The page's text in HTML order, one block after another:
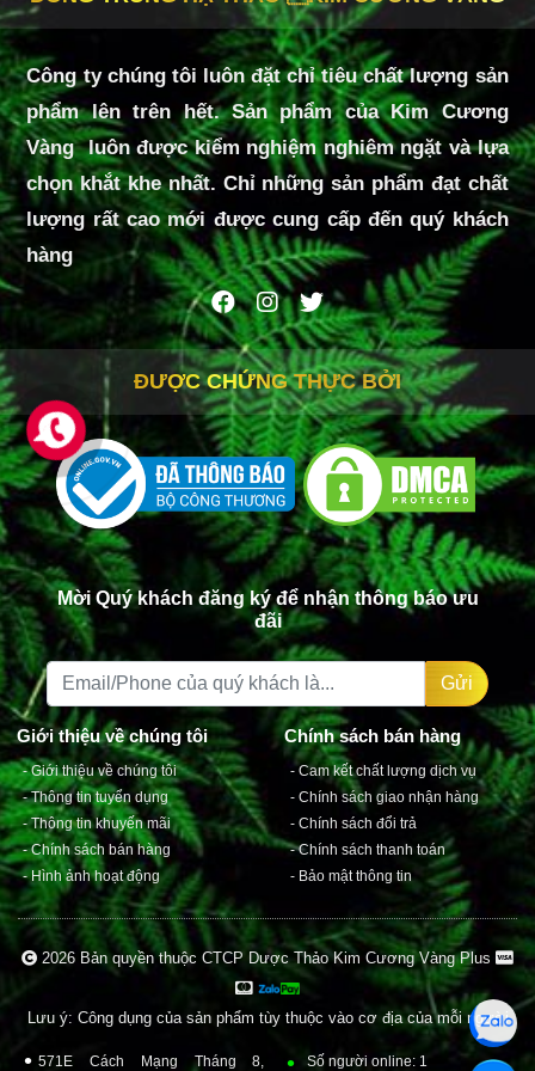
như sức đề kháng, mang đến cho bạn một sức
khỏe dồi dào, tràn đầy sinh lực.
- Collagen cá tuyết không gây béo, nóng khi sử
dụng lâu dài.
CÔNG DỤNG NHUỴ HOA NGHỆ TÂY
- Giúp cải thiện tâm trạng
- Có đặc tính chống oxy hóa, giúp tăng đề kháng
- Giúp làm dịu các triệu chứng tiền kinh nguyệt
- Thúc đẩy làn da khỏe mạnh
- Hỗ trợ chữa lành vết thương
(Theo báo Sức Khỏe và Đời Sống - Cơ quan ngôn
luận của Bộ Y Tế)
HƯỚNG DẪN SỬ DỤNG:
- Hãy uống Đông Trùng Nhuỵ Hoa Nghệ Tây
Collagen vào bất cứ lúc nào trong ngày.
- Nên uống vào buổi sáng trước khi ăn sáng 30
phút để nạp đầy năng lượng cho cả ngày.
- Ngon hơn khi dùng lạnh.
- Dùng 1 chai/lần, ngày có thể uống từ 1 đến 2
chai. Có thể sử dụng tăng cường trong thời gian
đầu để cải thiện sức khoẻ và làn da.
SẢN PHẨM ĐƯỢC SẢN XUẤT VÀ QUẢN LÝ
CHẤT LƯỢNG THEO TIÊU CHUẨN GMP ; ISO ;
FDA HOA KỲ
Công ty chúng tôi luôn đặt chỉ tiêu chất lượng sản
phẩm lên trên hết. Sản phẩm của Kim Cương
Vàng luôn được kiểm nghiệm nghiêm ngặt và lựa
chọn khắt khe nhất. Chỉ những sản phẩm đạt chất
lượng rất cao mới được cung cấp đến quý khách
hàng
ĐƯỢC CHỨNG THỰC BỞI
Mời Quý khách đăng ký để nhận thông báo ưu
đãi
Gửi
Giới thiệu về chúng tôi
- Thông tin tuyển dụng
Chính sách bán hàng
- Cam kết chất lượng dịch vụ
- Chính sách giao nhận hàng
2026 Bản quyền thuộc CTCP Dược Thảo Kim Cương Vàng Plus
Lưu ý: Công dụng của sản phẩm tùy thuộc vào cơ địa của mỗi người
571E Cách Mạng Tháng 8, Số người online: 1